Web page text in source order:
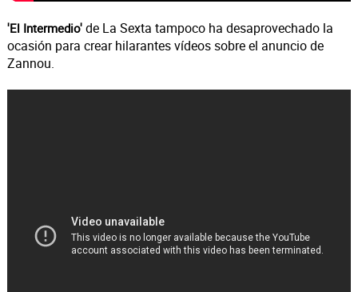
'El Intermedio'de La Sexta tampoco ha desaprovechado la
ocasión para crear hilarantes vídeos sobre el anuncio de
Zannou.